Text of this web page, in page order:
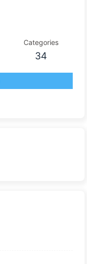
Categories
34